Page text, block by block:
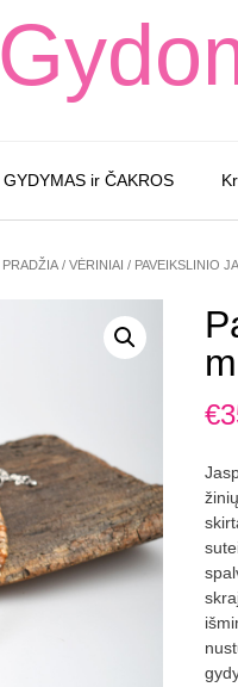
GYDYMAS ir ČAKROS
PRADŽIA /VĖRINIAI / PAVEIKSLINIO
€